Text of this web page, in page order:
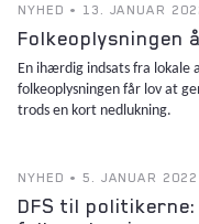
NYHED • 13. JANUAR
Folkeoplysningen
En ihærdig indsats fra lokale
folkeoplysningen får lov at
trods en kort nedlukning.
NYHED • 5. JANUAR 2022
DFS til